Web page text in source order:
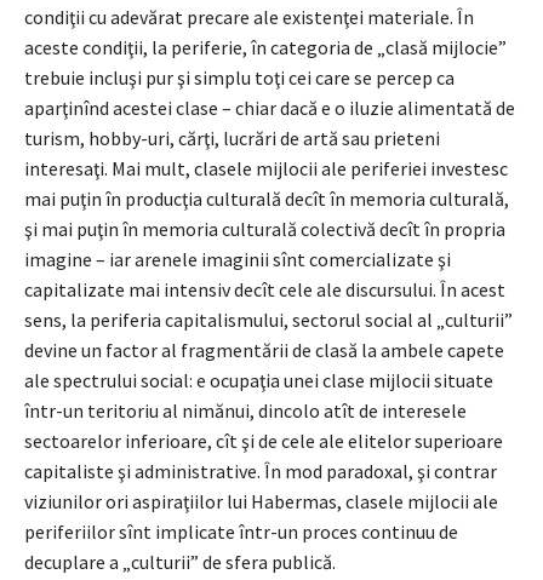
condiţii cu adevărat precare ale existenţei materiale. În
aceste condiţii, la periferie, în categoria de „clasă mijlocie”
trebuie incluşi pur şi simplu toţi cei care se percep ca
aparţinînd acestei clase – chiar dacă e o iluzie alimentată de
turism, hobby-uri, cărţi, lucrări de artă sau prieteni
interesaţi. Mai mult, clasele mijlocii ale periferiei investesc
mai puţin în producţia culturală decît în memoria culturală,
şi mai puţin în memoria culturală colectivă decît în propria
imagine – iar arenele imaginii sînt comercializate şi
capitalizate mai intensiv decît cele ale discursului. În acest
sens, la periferia capitalismului, sectorul social al „culturii”
devine un factor al fragmentării de clasă la ambele capete
ale spectrului social: e ocupaţia unei clase mijlocii situate
într-un teritoriu al nimănui, dincolo atît de interesele
sectoarelor inferioare, cît şi de cele ale elitelor superioare
capitaliste şi administrative. În mod paradoxal, şi contrar
viziunilor ori aspiraţiilor lui Habermas, clasele mijlocii ale
periferiilor sînt implicate într-un proces continuu de
decuplare a „culturii” de sfera publică.